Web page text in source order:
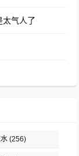
太气人了
(256)